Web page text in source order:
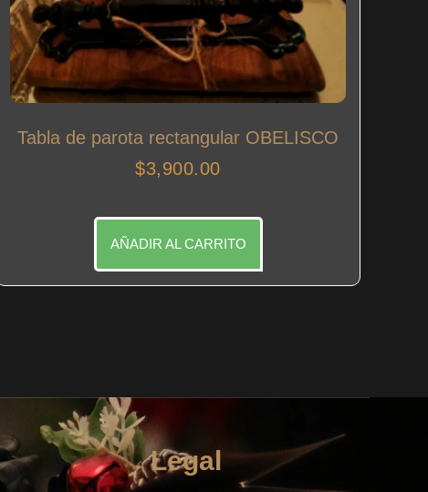
Tabla de parota rectangular OBELISCO
$3,900.00
AÑADIR AL CARRITO
Legal